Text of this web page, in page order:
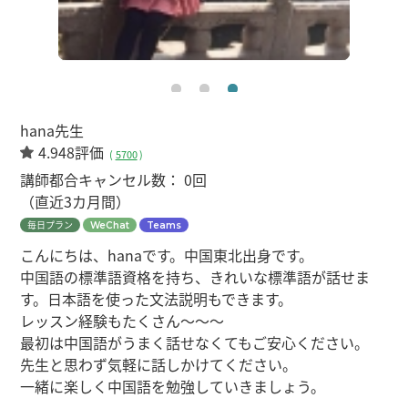
hana先生
4.948評価 ( 5700)
講師都合キャンセル数：0回
（直近3カ月間）
毎日プラン WeChat Teams
こんにちは、hanaです。中国東北出身です。
中国語の標準語資格を持ち、きれいな標準語が話せま
す。日本語を使った文法説明もできます。
レッスン経験もたくさん～～～
最初は中国語がうまく話せなくてもご安心ください。
先生と思わず気軽に話しかけてください。
一緒に楽しく中国語を勉強していきましょう。